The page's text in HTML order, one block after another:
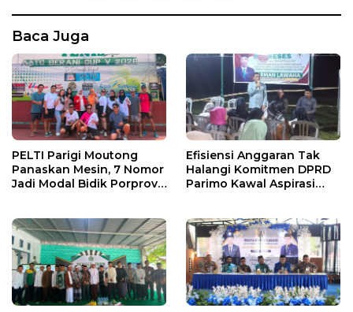
Baca Juga
PELTI Parigi Moutong
Panaskan Mesin, 7 Nomor
Jadi Modal Bidik Porprov
Efisiensi Anggaran Tak
Halangi Komitmen DPRD
Parimo Kawal Aspirasi